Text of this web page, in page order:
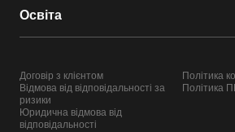
Освіта
Договір з клієнтом
Відмова від відповідальності за
ризики
Юридична відмова від
відповідальності
Політика
Політика